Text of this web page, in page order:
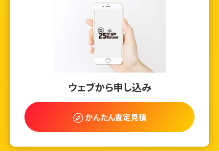
ウェブから申し込み
かんたん査定見積